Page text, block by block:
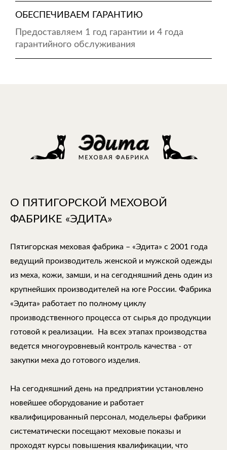
ОБЕСПЕЧИВАЕМ ГАРАНТИЮ
Предоставляем 1 год гарантии и 4 года
гарантийного обслуживания
О ПЯТИГОРСКОЙ МЕХОВОЙ
ФАБРИКЕ «ЭДИТА»
Пятигорская меховая фабрика – «Эдита» с 2001 года
ведущий производитель женской и мужской одежды
из меха, кожи, замши, и на сегодняшний день один из
крупнейших производителей на юге России. Фабрика
«Эдита» работает по полному циклу
производственного процесса от сырья до продукции
готовой к реализации. На всех этапах производства
ведется многоуровневый контроль качества - от
закупки меха до готового изделия.
На сегодняшний день на предприятии установлено
новейшее оборудование и работает
квалифицированный персонал, модельеры фабрики
систематически посещают меховые показы и
проходят курсы повышения квалификации, что